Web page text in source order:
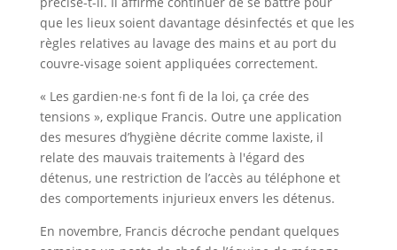
que les lieux soient davantage désinfectés et que les
règles relatives au lavage des mains et au port du
couvre-visage soient appliquées correctement.
« Les gardien∙ne∙s font fi de la loi, ça crée des
tensions », explique Francis. Outre une application
des mesures d’hygiène décrite comme laxiste, il
relate des mauvais traitements à l'égard des
détenus, une restriction de l’accès au téléphone et
des comportements injurieux envers les détenus.
En novembre, Francis décroche pendant quelques